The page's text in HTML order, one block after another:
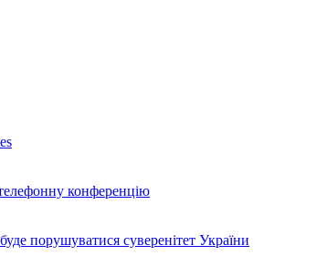
конференцію
порушуватися суверенітет України